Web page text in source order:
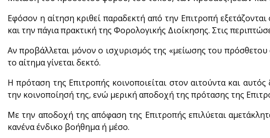
Εφόσον η αίτηση κριθεί παραδεκτή από την Επιτροπή
και την πάγια πρακτική της Φορολογικής Διοίκησης. Στις
Αν προβάλλεται μόνον ο ισχυρισμός της «μείωσης του
το αίτημα γίνεται δεκτό.
Η πρόταση της Επιτροπής κοινοποιείται στον αιτούντα και
την κοινοποίησή της, ενώ μερική αποδοχή της πρότασης της
Με την αποδοχή της απόφαση της Επιτροπής επιλύεται
κανένα ένδικο βοήθημα ή μέσο.